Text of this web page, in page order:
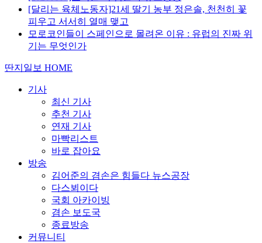
[달리는 육체노동자]21세 딸기 농부 정은솔, 천천히 꽃
피우고 서서히 열매 맺고
모로코인들이 스페인으로 몰려온 이유 : 유럽의 진짜 위
기는 무엇인가
딴지일보 HOME
기사
최신 기사
추천 기사
연재 기사
마빡리스트
바로 잡아요
방송
김어준의 겸손은 힘들다 뉴스공장
다스뵈이다
국회 아카이빙
겸손 보도국
종료방송
커뮤니티